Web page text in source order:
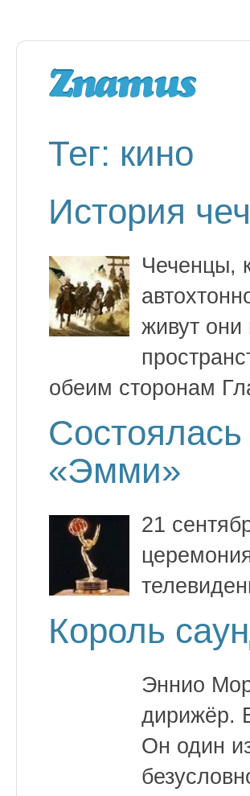
Тег: кино
История
Чеченцы,
живут
обеим сторонам
«Эмми»
21
Король
Эннио
дирижёр.
Он один